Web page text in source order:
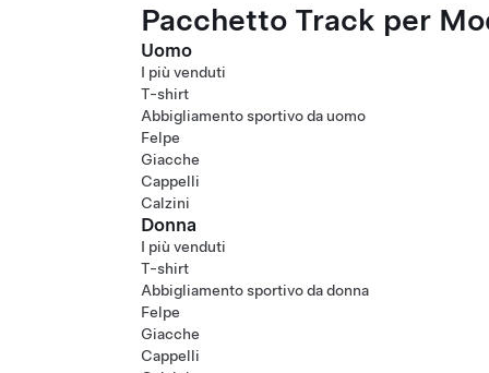
Pacchetto Track per
Uomo
I più venduti
T-shirt
Abbigliamento sportivo da uomo
Felpe
Giacche
Cappelli
Calzini
Donna
I più venduti
T-shirt
Abbigliamento sportivo da donna
Felpe
Giacche
Cappelli